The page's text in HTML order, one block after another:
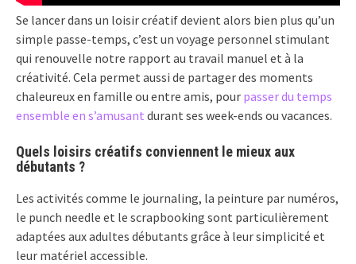
Se lancer dans un loisir créatif devient alors bien plus qu’un
simple passe-temps, c’est un voyage personnel stimulant
qui renouvelle notre rapport au travail manuel et à la
créativité. Cela permet aussi de partager des moments
chaleureux en famille ou entre amis, pour passer du temps
ensemble en s’amusant durant ses week-ends ou vacances.
Quels loisirs créatifs conviennent le mieux aux
débutants ?
Les activités comme le journaling, la peinture par numéros,
le punch needle et le scrapbooking sont particulièrement
adaptées aux adultes débutants grâce à leur simplicité et
leur matériel accessible.